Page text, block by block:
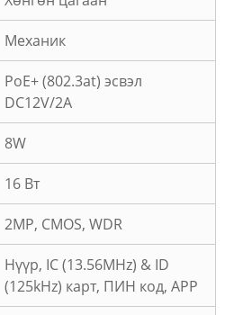
Механик
PoE+ (802.3at) эсвэл
DC12V/2A
8W
16 Вт
2MP, CMOS, WDR
Нүүр, IC (13.56MHz) & ID
(125kHz) карт, ПИН код, APP